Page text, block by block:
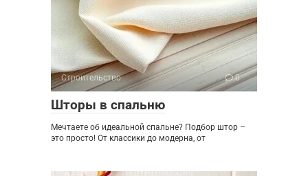
Строительство 0
Шторы в спальню
Мечтаете об идеальной спальне? Подбор штор –
это просто! От классики до модерна, от